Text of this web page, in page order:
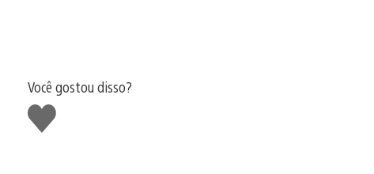
Você gostou disso?
Curtir